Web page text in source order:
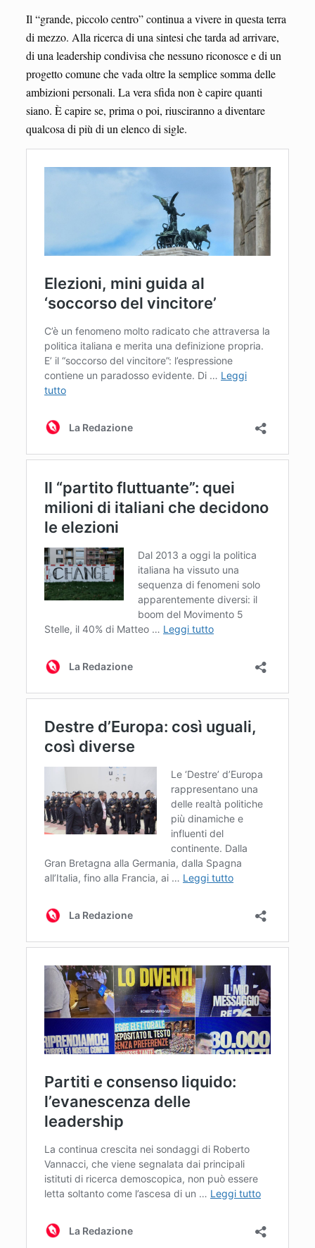
Il “grande, piccolo centro” continua a vivere in questa terra
di mezzo. Alla ricerca di una sintesi che tarda ad arrivare,
di una leadership condivisa che nessuno riconosce e di un
progetto comune che vada oltre la semplice somma delle
ambizioni personali. La vera sfida non è capire quanti
siano. È capire se, prima o poi, riusciranno a diventare
qualcosa di più di un elenco di sigle.